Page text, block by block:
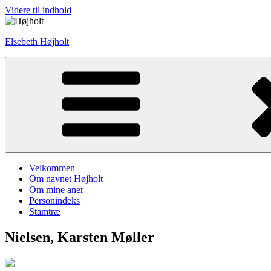
Videre til indhold
Elsebeth Højholt
Velkommen
Om navnet Højholt
Om mine aner
Personindeks
Stamtræ
Nielsen, Karsten Møller